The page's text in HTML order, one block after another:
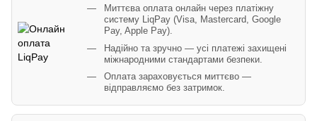
Миттєва оплата онлайн через платіжну
систему LiqPay (Visa, Mastercard, Google
Pay, Apple Pay).
Надійно та зручно — усі платежі захищені
міжнародними стандартами безпеки.
Оплата зараховується миттєво —
відправляємо без затримок.